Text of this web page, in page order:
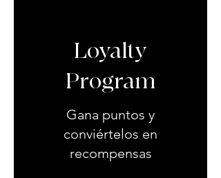
Loyalty
Program
Gana puntos y
conviértelos en
recompensas